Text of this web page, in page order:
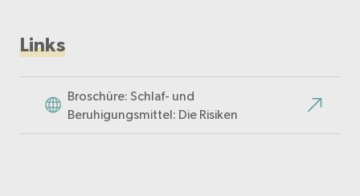
Links
Broschüre: Schlaf- und
Beruhigungsmittel: Die Risiken